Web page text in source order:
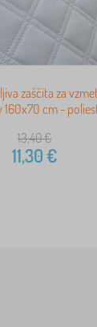
zaščita za
160x70 cm -
13,40€
11,30€